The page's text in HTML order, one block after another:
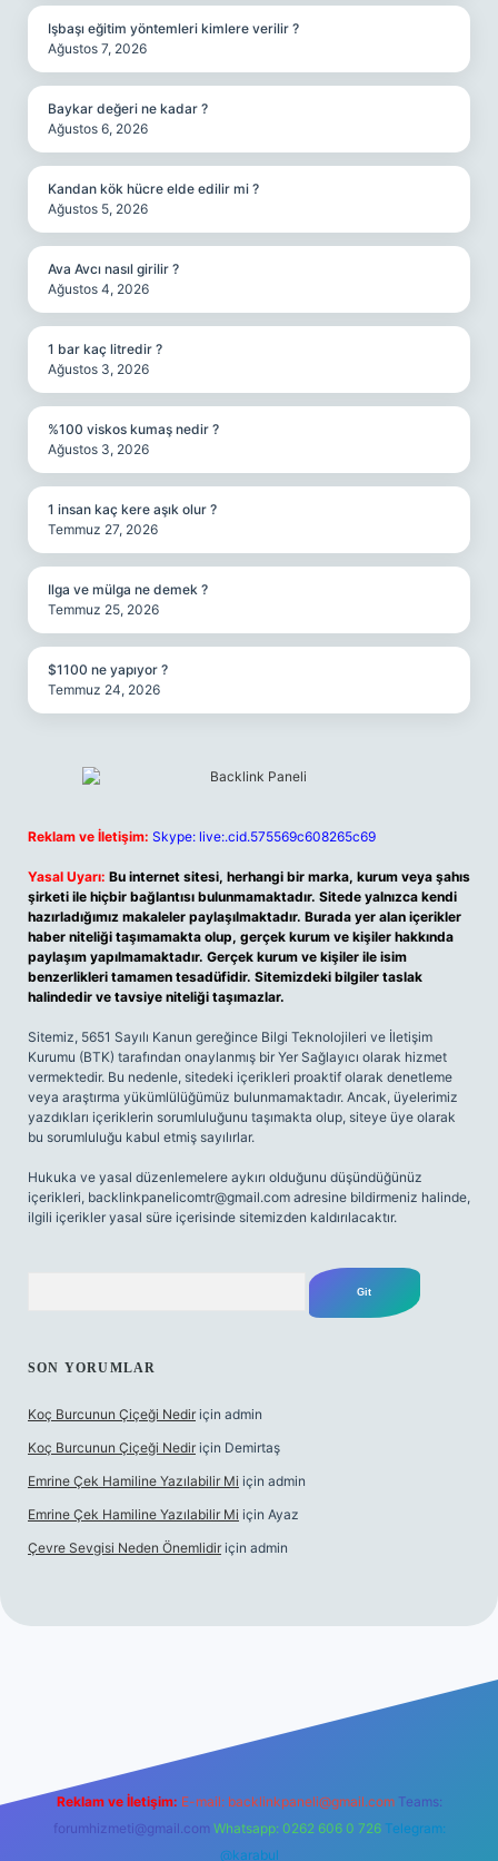
Işbaşı eğitim yöntemleri kimlere verilir ?
Ağustos 7, 2026
Baykar değeri ne kadar ?
Ağustos 6, 2026
Kandan kök hücre elde edilir mi ?
Ağustos 5, 2026
Ava Avcı nasıl girilir ?
Ağustos 4, 2026
1 bar kaç litredir ?
Ağustos 3, 2026
%100 viskos kumaş nedir ?
Ağustos 3, 2026
1 insan kaç kere aşık olur ?
Temmuz 27, 2026
Ilga ve mülga ne demek ?
Temmuz 25, 2026
$1100 ne yapıyor ?
Temmuz 24, 2026
Reklam ve İletişim: Skype: live:.cid.575569c608265c69
Yasal Uyarı: Bu internet sitesi, herhangi bir marka, kurum veya şahıs
şirketi ile hiçbir bağlantısı bulunmamaktadır. Sitede yalnızca kendi
hazırladığımız makaleler paylaşılmaktadır. Burada yer alan içerikler
haber niteliği taşımamakta olup, gerçek kurum ve kişiler hakkında
paylaşım yapılmamaktadır. Gerçek kurum ve kişiler ile isim
benzerlikleri tamamen tesadüfidir. Sitemizdeki bilgiler taslak
halindedir ve tavsiye niteliği taşımazlar.
Sitemiz, 5651 Sayılı Kanun gereğince Bilgi Teknolojileri ve İletişim
Kurumu (BTK) tarafından onaylanmış bir Yer Sağlayıcı olarak hizmet
vermektedir. Bu nedenle, sitedeki içerikleri proaktif olarak denetleme
veya araştırma yükümlülüğümüz bulunmamaktadır. Ancak, üyelerimiz
yazdıkları içeriklerin sorumluluğunu taşımakta olup, siteye üye olarak
bu sorumluluğu kabul etmiş sayılırlar.
Hukuka ve yasal düzenlemelere aykırı olduğunu düşündüğünüz
içerikleri, backlinkpanelicomtr@gmail.com adresine bildirmeniz halinde,
ilgili içerikler yasal süre içerisinde sitemizden kaldırılacaktır.
SON YORUMLAR
Koç Burcunun Çiçeği Nedir için admin
Koç Burcunun Çiçeği Nedir için Demirtaş
Emrine Çek Hamiline Yazılabilir Mi için admin
Emrine Çek Hamiline Yazılabilir Mi için Ayaz
Çevre Sevgisi Neden Önemlidir için admin
Reklam ve İletişim: E-mail: backlinkpaneli@gmail.com Teams:
forumhizmeti@gmail.com Whatsapp: 0262 606 0 726 Telegram:
@karabul